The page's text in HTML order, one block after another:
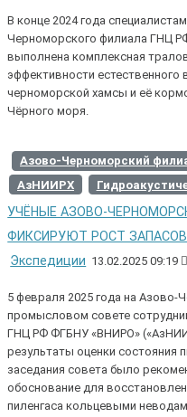
В конце 2024 года
Черноморского филиала ГНЦ
выполнена комплексная
эффективности
черноморской хамсы и её
Чёрного моря.
Азово-Черноморский
АзНИИРХ
УЧЁНЫЕ АЗОВО-
ФИКСИРУЮТ РОСТ
Экспедиции 13.02.2025 09:19
5 февраля 2025 года на
промысловом совете
ГНЦ РФ ФГБНУ «ВНИРО»
результаты оценки состояния
заседания совета было
обоснование для
пиленгаса кольцевыми